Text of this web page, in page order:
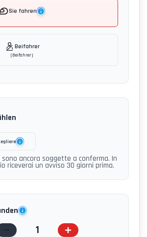
Sie fahren
Beifahrer
(Beifahrer)
ancora soggette a conferma. In
riceverai un avviso 30 giorni prima.
1